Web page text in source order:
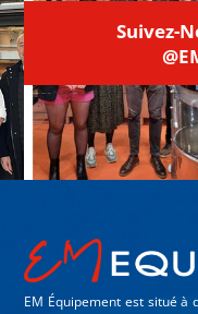
Suivez-
EM Équipement est situé à